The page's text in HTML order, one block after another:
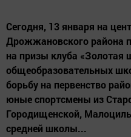
Сегодня, 13 января на
Дрожжановского района
на призы клуба «Золотая
общеобразовательных
борьбу на первенство
юные спортсмены из
Городищенской,
средней школы...